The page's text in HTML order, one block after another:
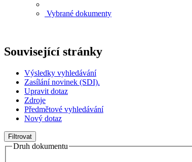
Vybrané dokumenty
Související stránky
Výsledky vyhledávání
Zasílání novinek (SDI).
Upravit dotaz
Zdroje
Předmětové vyhledávání
Nový dotaz
Filtrovat
Druh dokumentu